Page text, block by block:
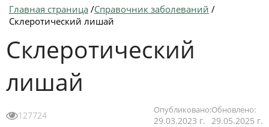
Главная страница /Справочник заболеваний /
Склеротический лишай
Склеротический
лишай
127724 Опубликовано:
29.03.2023 г.
Обновлено:
29.05.2025 г.